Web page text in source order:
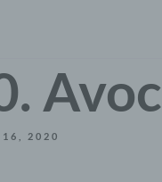
16, 2020